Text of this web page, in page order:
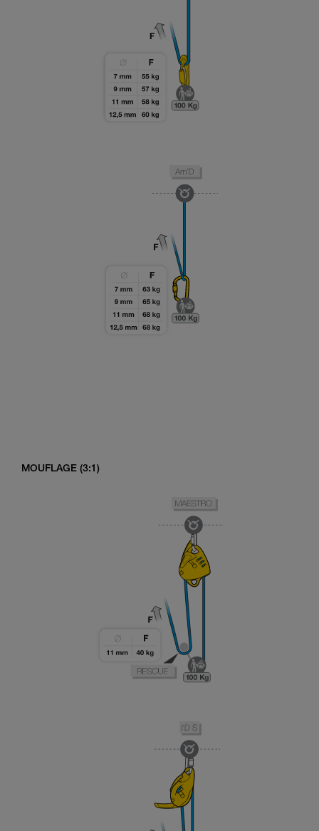
MOUFLAGE (3:1)